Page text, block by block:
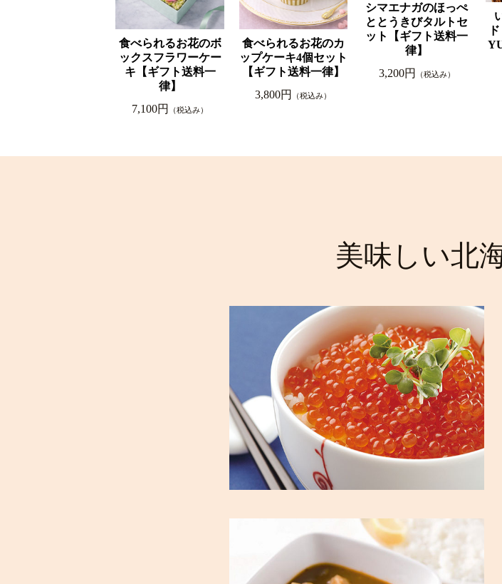
食べられるお花のボ
ックスフラワーケー
キ【ギフト送料一
律】
7,100円
（税込み）
食べられるお花のカ
ップケーキ4個セット
【ギフト送料一律】
3,800円
（税込み）
シマエナガのほっぺ
ととうきびタルトセ
ット【ギフト送料一
律】
3,200円
（税込み）
美味しい北